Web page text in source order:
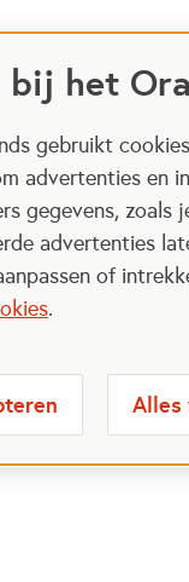
bij het
gebruikt
advertenties en
gegevens, zoals
advertenties
of
.
Alles